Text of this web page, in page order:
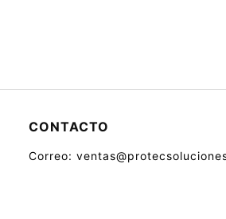
CONTACTO
Correo: